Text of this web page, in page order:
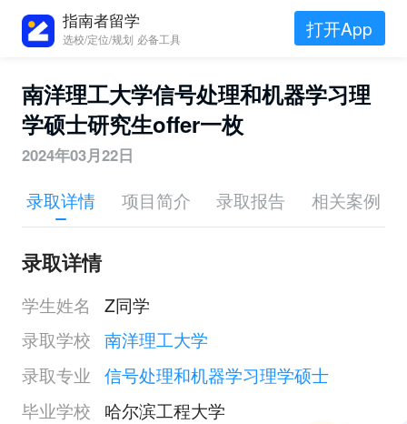
指南者留学
选校/定位/规划 必备工具 打开App
南洋理工大学信号处理和机器学习理
学硕士研究生offer一枚
2024年03月22日
录取详情 项目简介 录取报告 相关案例
录取详情
学生姓名
Z同学
录取学校 南洋理工大学
录取专业 信号处理和机器学习理学硕士
毕业学校
哈尔滨工程大学